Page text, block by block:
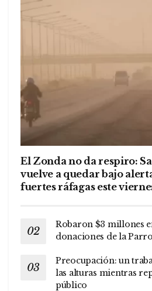
El Zonda no da respiro:
vuelve a quedar bajo
fuertes ráfagas este
Robaron $3 millones
donaciones de la
Preocupación: un
las alturas mientras
público